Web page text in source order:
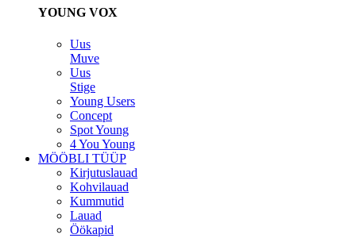
YOUNG VOX
Uus
Muve
Uus
Stige
Young Users
Concept
Spot Young
4 You Young
MÖÖBLI TÜÜP
Kirjutuslauad
Kohvilauad
Kummutid
Lauad
Öökapid